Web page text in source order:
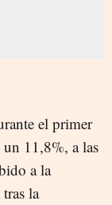
el primer
un 11,8%, a las
a la
la